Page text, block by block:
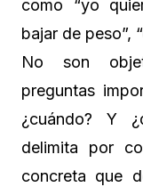
como “yo
bajar de peso”,
No son
preguntas
¿cuándo? Y
delimita por
concreta que